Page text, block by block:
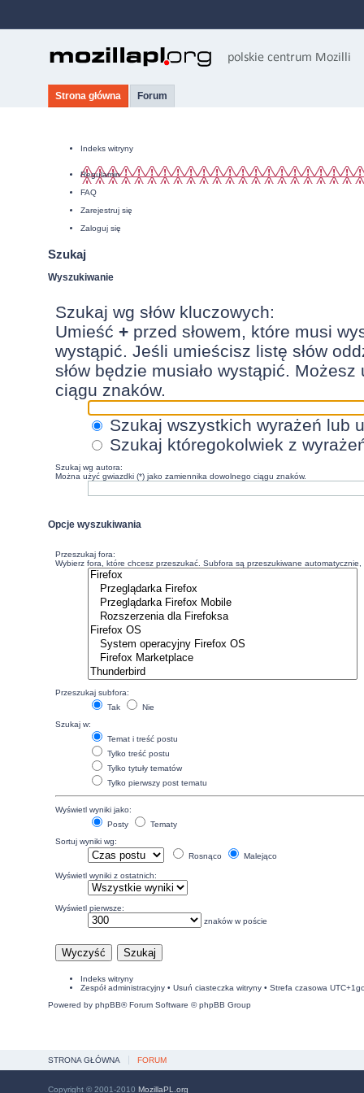
Strona główna Forum
Indeks witryny
Regulamin
FAQ
Zarejestruj się
Zaloguj się
Szukaj
Wyszukiwanie
Szukaj wg słów kluczowych:
Umieść+ przed słowem, które musi
wystąpić. Jeśli umieścisz listę słów
słów będzie musiało wystąpić.
ciągu znaków.
Szukaj wszystkich wyrażeń lub
Szukaj któregokolwiek z
Szukaj wg autora:
Można użyć gwiazdki (*) jako zamiennika dowolnego ciągu znaków.
Opcje wyszukiwania
Przeszukaj fora:
Wybierz fora, które chcesz przeszukać. Subfora są przeszukiwane
Przeszukaj subfora:
Tak
Nie
Szukaj w:
Temat i treść postu
Tylko treść postu
Tylko tytuły tematów
Tylko pierwszy post tematu
Wyświetl wyniki jako:
Posty
Tematy
Sortuj wyniki wg:
Rosnąco
Malejąco
Wyświetl wyniki z ostatnich:
Wyświetl pierwsze:
znaków w poście
Indeks witryny
Zespół administracyjny• Usuń ciasteczka witryny• Strefa czasowa
Powered by phpBB® Forum Software © phpBB Group
STRONA GŁÓWNA FORUM
Copyright © 2001-2010 MozillaPL.org